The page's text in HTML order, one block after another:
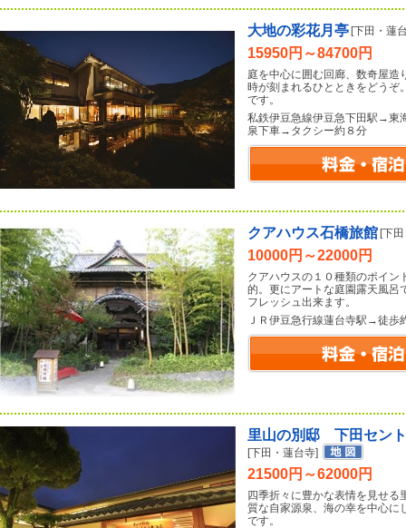
大地の彩花月亭 [下田・蓮
15950円～84700円
庭を中心に囲む回廊、数奇屋造
時が刻まれるひとときをどうぞ
です。
私鉄伊豆急線伊豆急下田駅→東
泉下車→タクシー約８分
クアハウス石橋旅館 [下
10000円～22000円
クアハウスの１０種類のポイン
的。更にアートな庭園露天風呂
フレッシュ出来ます。
ＪＲ伊豆急行線蓮台寺駅→徒歩
里山の別邸 下田セン
[下田・蓮台寺]
21500円～62000円
四季折々に豊かな表情を見せ
質な自家源泉、海の幸を中心に
です。